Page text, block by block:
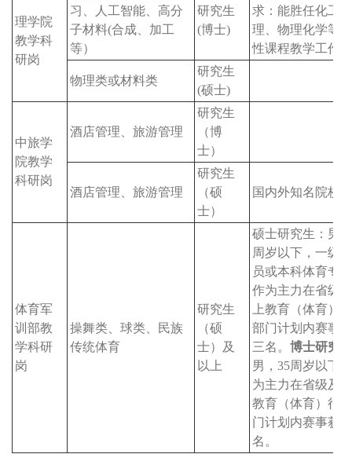
理学院
教学科
研岗
习、人工智能、高分
子材料(合成、加工
等）
研究生
(博士)
求：能胜任化工
理、物理化学等
性课程教学工作
物理类或材料类
研究生
(硕士)
中旅学
院教学
科研岗
酒店管理、旅游管理
研究生
（博
士）
酒店管理、旅游管理
研究生
（硕
士）
国内外知名院校
体育军
训部教
学科研
岗
操舞类、球类、民族
传统体育
研究生
（硕
士）及
以上
硕士研究生：男
周岁以下，一级
员或本科体育专
作为主力在省级
上教育（体育）
部门计划内赛事
三名。博士研究
男，35周岁以下
为主力在省级及
教育（体育）行
门计划内赛事获
名。